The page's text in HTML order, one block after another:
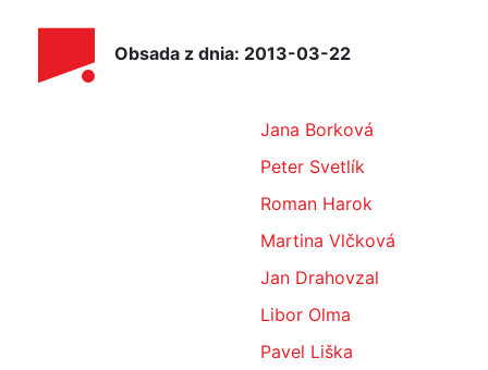
Obsada z dnia: 2013-03-22
Jana Borková
Peter Svetlík
Roman Harok
Martina Vlčková
Jan Drahovzal
Libor Olma
Pavel Liška